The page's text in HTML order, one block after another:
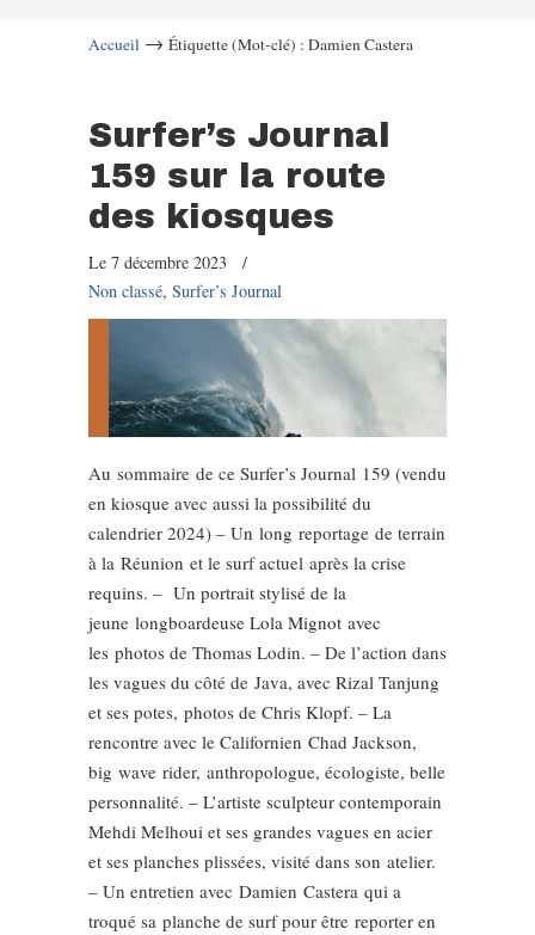
Accueil → Étiquette (Mot-clé) : Damien Castera
Surfer’s Journal
159 sur la route
des kiosques
Le 7 décembre 2023
/
Non classé, Surfer’s Journal
Au sommaire de ce Surfer’s Journal 159 (vendu
en kiosque avec aussi la possibilité du
calendrier 2024) – Un long reportage de terrain
à la Réunion et le surf actuel après la crise
requins. – Un portrait stylisé de la
jeune longboardeuse Lola Mignot avec
les photos de Thomas Lodin. – De l’action dans
les vagues du côté de Java, avec Rizal Tanjung
et ses potes, photos de Chris Klopf. – La
rencontre avec le Californien Chad Jackson,
big wave rider, anthropologue, écologiste, belle
personnalité. – L’artiste sculpteur contemporain
Mehdi Melhoui et ses grandes vagues en acier
et ses planches plissées, visité dans son atelier.
– Un entretien avec Damien Castera qui a
troqué sa planche de surf pour être reporter en